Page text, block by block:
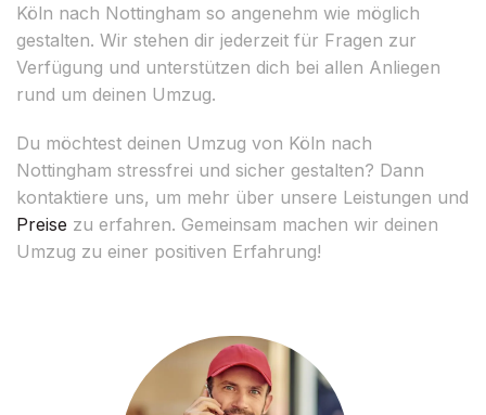
Köln nach Nottingham so angenehm wie möglich
gestalten. Wir stehen dir jederzeit für Fragen zur
Verfügung und unterstützen dich bei allen Anliegen
rund um deinen Umzug.
Du möchtest deinen Umzug von Köln nach
Nottingham stressfrei und sicher gestalten? Dann
kontaktiere uns, um mehr über unsere Leistungen und
Preise zu erfahren. Gemeinsam machen wir deinen
Umzug zu einer positiven Erfahrung!